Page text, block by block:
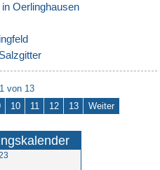
Oerlinghausen
von 13
10 11 12 13 Weiter